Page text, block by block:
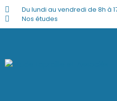
Du lundi au vendredi de 8h à
Nos études